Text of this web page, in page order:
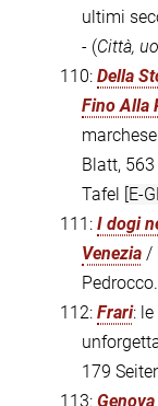
ultimi
- (Città,
110: Della
Fino Alla
Blatt,
Tafel
[E-
111: I dogi
Venezia /
112: Frari:
179
113: